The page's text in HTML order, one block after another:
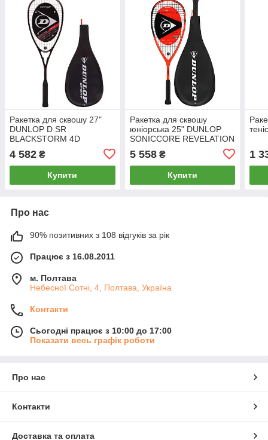
Ракетка для сквошу 27"
DUNLOP D SR
BLACKSTORM 4D
GRAPHITE HL SQU/RKT
DL773232 чорний
4 582 ₴
Купити
Ракетка для сквошу
юніорська 25" DUNLOP
SONICCORE REVELATION
11+років червоний-чорний
5 558₴
Купити
1
Про нас
90% позитивних з 108 відгуків за рік
Працює з 16.08.2011
м. Полтава
Небесної Сотні, 4, Полтава, Україна
Контакти
Сьогодні працює з 10:00 до 17:00
Показати весь графік роботи
Про нас
Контакти
Доставка та оплата